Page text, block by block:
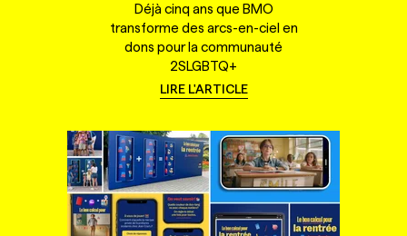
Déjà cinq ans que BMO
transforme des arcs-en-ciel en
dons pour la communauté
2SLGBTQ+
LIRE L'ARTICLE